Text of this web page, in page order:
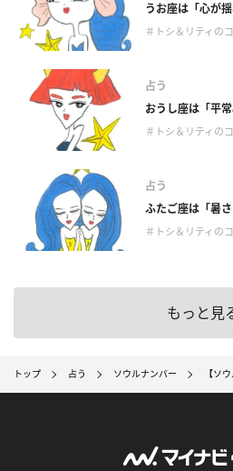
うお座は「心が揺
＃トシ＆リティの
占う
おうし座は「平
＃トシ＆リティの
占う
ふたご座は「暑
＃トシ＆リティの
もっと見
トップ 占う ソウルナンバー 【ソ